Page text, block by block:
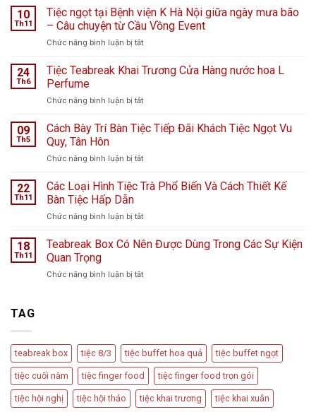
10
Th11
Tiệc ngọt tại Bệnh viện K Hà Nội giữa ngày mưa bão
– Câu chuyện từ Cầu Vồng Event
Chức năng bình luận bị tắtở
ngọt
viện
Hà
ngày
bão
chuyện
Cầu
24
Th6
Tiệc Teabreak Khai Trương Cửa Hàng nước hoa L
Perfume
Chức năng bình luận bị tắtở
Teabreak
Khai
Cửa
nước
Perfume
09
Th5
Cách Bày Trí Bàn Tiệc Tiếp Đãi Khách Tiệc Ngọt Vu
Quy, Tân Hôn
Chức năng bình luận bị tắtở
Bày
Tiệc
Đãi
Ngọt
22
Th11
Các Loại Hình Tiệc Trà Phổ Biến Và Cách Thiết Kế
Bàn Tiệc Hấp Dẫn
Chức năng bình luận bị tắtở
Loại
Trà
Kế
Bàn
Tiệc
Hấp
Dẫn
18
Th11
Teabreak Box Có Nên Được Dùng Trong Các Sự Kiện
Quan Trọng
Chức năng bình luận bị tắtở
Dùng
Trong
Các
Sự
Kiện
Quan
TAG
teabreak box tiệc 8/3 tiệc buffet hoa quả tiệc buffet ngọt
tiệc cuối năm tiệc finger food tiệc finger food trọn gói
tiệc hội nghị tiệc hội thảo tiệc khai trương tiệc khai xuân